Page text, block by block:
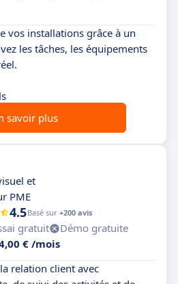
vos installations grâce à un
les tâches, les équipements
savoir plus
et
PME
4.5Basé sur +200 avis
gratuit
Démo gratuite
€ /mois
relation client avec